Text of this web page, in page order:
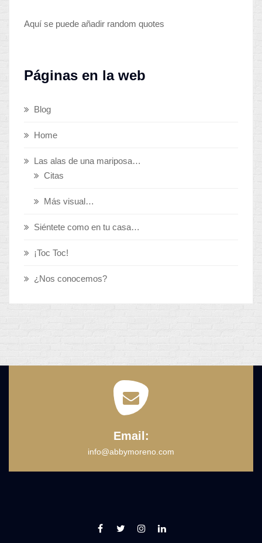
Aquí se puede añadir random quotes
Páginas en la web
Blog
Home
Las alas de una mariposa…
Citas
Más visual…
Siéntete como en tu casa…
¡Toc Toc!
¿Nos conocemos?
Email:
info@abbymoreno.com